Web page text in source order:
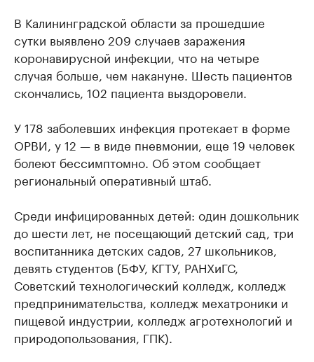
В Калининградской области за прошедшие
сутки выявлено 209 случаев заражения
коронавирусной инфекции, что на четыре
случая больше, чем накануне. Шесть пациентов
скончались, 102 пациента выздоровели.
У 178 заболевших инфекция протекает в форме
ОРВИ, у 12 — в виде пневмонии, еще 19 человек
болеют бессимптомно. Об этом сообщает
региональный оперативный штаб.
Среди инфицированных детей: один дошкольник
до шести лет, не посещающий детский сад, три
воспитанника детских садов, 27 школьников,
девять студентов (БФУ, КГТУ, РАНХиГС,
Советский технологический колледж, колледж
предпринимательства, колледж мехатроники и
пищевой индустрии, колледж агротехнологий и
природопользования, ГПК).